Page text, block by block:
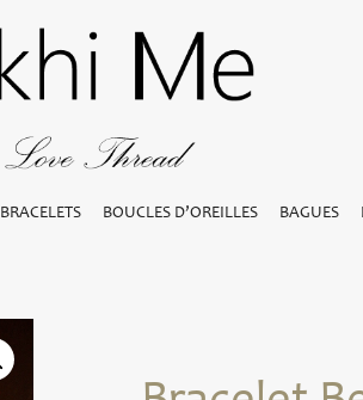
BRACELETS BOUCLES D’OREILLES BAGUES